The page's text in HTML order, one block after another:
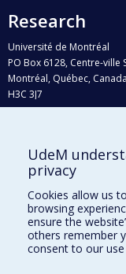
Research
Université de Montréal
PO Box 6128, Centre-ville
Montréal, Québec, Canada
H3C 3J7
Who does what?
Find us
Site map
Accessibility
UdeM
privacy
Cookies allow us
browsing
ensure the
others remember
consent to our